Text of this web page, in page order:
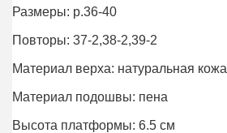
Размеры: р.36-40
Повторы: 37-2,38-2,39-2
Материал верха: натуральная кожа
Материал подошвы: пена
Высота платформы: 6.5 см